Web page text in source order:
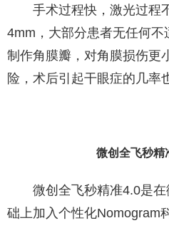
手术过程快，激光过程
4mm，大部分患者无任何
制作角膜瓣，对角膜损伤更
险，术后引起干眼症的几率
微创全飞秒精
微创全飞秒精准4.0是
础上加入个性化Nomogram